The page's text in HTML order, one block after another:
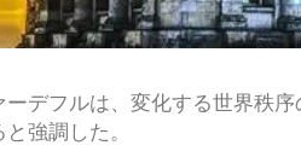
ーデフルは、変化する世界秩
強調した。